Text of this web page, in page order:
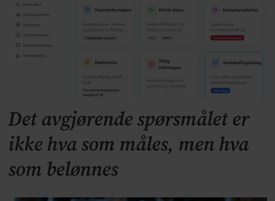
Det avgjørende spørsmålet er
ikke hva som måles, men hva
som belønnes